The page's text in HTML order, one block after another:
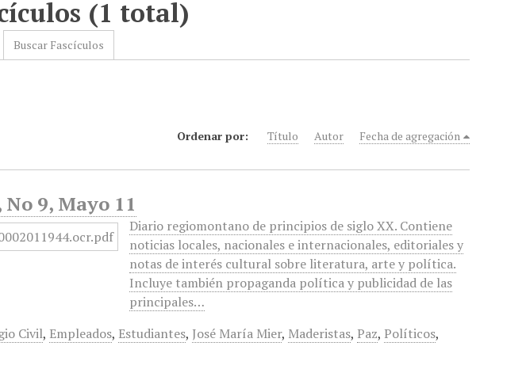
(1 total)
Buscar Fascículos
Ordenar por: Título Autor Fecha de agregación
9, Mayo 11
Diario regiomontano de principios de siglo XX. Contiene
noticias locales, nacionales e internacionales, editoriales y
notas de interés cultural sobre literatura, arte y política.
Incluye también propaganda política y publicidad de las
principales…
Civil, Empleados, Estudiantes, José María Mier, Maderistas, Paz, Políticos,